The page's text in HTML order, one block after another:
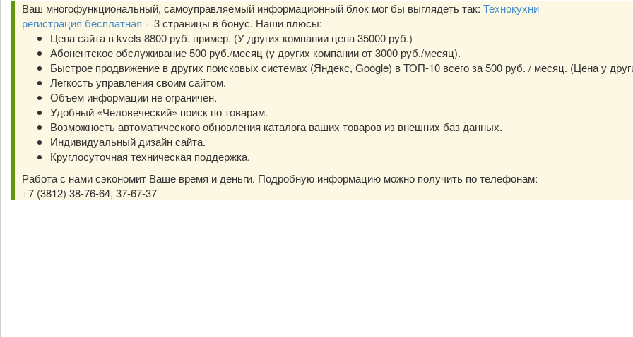
Ваш многофункциональный, самоуправляемый информационный блок мог бы выглядеть так: Технокухни
регистрация бесплатная + 3 страницы в бонус. Наши плюсы:
Цена сайта в kvels 8800 руб. пример. (У других компании цена 35000 руб.)
Абонентское обслуживание 500 руб./месяц (у других компании от 3000 руб./месяц).
Быстрое продвижение в других поисковых системах (Яндекс, Google) в ТОП-10 всего за 500 руб. / месяц. (Цена у
Легкость управления своим сайтом.
Объем информации не ограничен.
Удобный «Человеческий» поиск по товарам.
Возможность автоматического обновления каталога ваших товаров из внешних баз данных.
Индивидуальный дизайн сайта.
Круглосуточная техническая поддержка.
Работа с нами сэкономит Ваше время и деньги. Подробную информацию можно получить по телефонам:
+7 (3812) 38-76-64, 37-67-37